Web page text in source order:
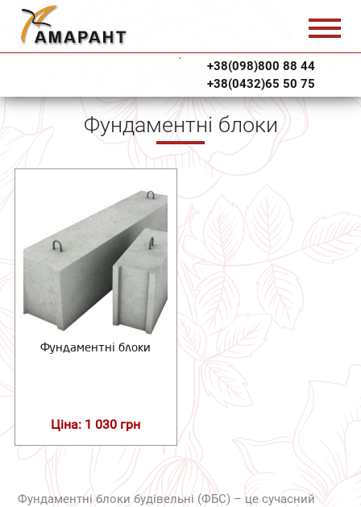
+38(098)800 88 44
+38(0432)65 50 75
Фундаментні блоки
Фундаментні блоки
Ціна: 1 030 грн
Фундаментні блоки будівельні (ФБС) – це сучасний